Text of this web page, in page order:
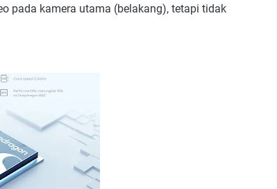
pada kamera utama (belakang), tetapi tidak